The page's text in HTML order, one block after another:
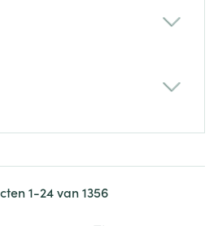
1-24van1356